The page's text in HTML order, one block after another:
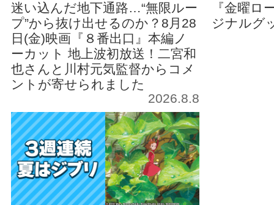
迷い込んだ地下通路…“無限ルー
プ”から抜け出せるのか？8月28
日(金)映画『８番出口』本編ノ
ーカット 地上波初放送！二宮和
也さんと川村元気監督からコメ
ントが寄せられました
2026.8.8
『金曜ロ
ジナルグ